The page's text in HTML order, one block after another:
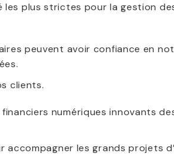
plus strictes pour la gestion
peuvent avoir confiance en
clients.
numériques innovants
les grands projets